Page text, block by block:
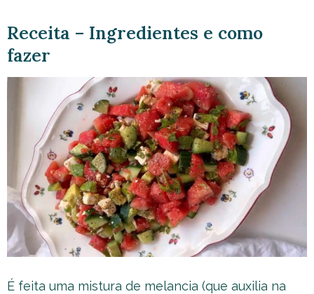
Receita – Ingredientes e como
fazer
É feita uma mistura de melancia (que auxilia na